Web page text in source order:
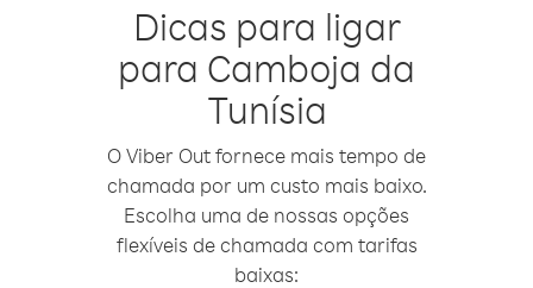
Dicas para ligar
para Camboja da
Tunísia
O Viber Out fornece mais tempo de
chamada por um custo mais baixo.
Escolha uma de nossas opções
flexíveis de chamada com tarifas
baixas: